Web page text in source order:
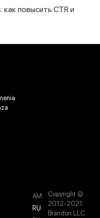
повысить CTR и
AM
RU
Copyright ©
2012-2021
Brandon LLC